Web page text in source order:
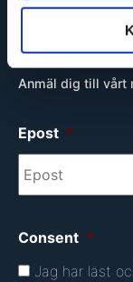
Anmäl dig till vårt
Epost *
Consent *
Jag har läst